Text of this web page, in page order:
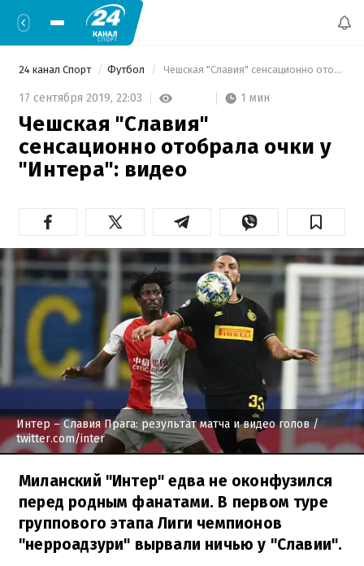
24 канал Спорт Футбол Чешская "Славия" сенсационно отобрала очки у "Интера": видео
17 сентября 2019, 22:03 1 мин
Чешская "Славия"
сенсационно отобрала очки у
"Интера": видео
Интер – Славия Прага: результат матча и видео голов/
twitter.com/inter
Миланский "Интер" едва не оконфузился
перед родным фанатами. В первом туре
группового этапа Лиги чемпионов
"нерроадзури" вырвали ничью у "Славии".